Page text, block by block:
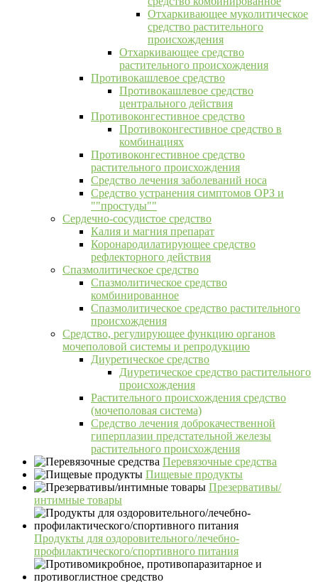
Отхаркивающее муколитическое
средство растительного
происхождения
Отхаркивающее средство
растительного происхождения
Противокашлевое средство
Противокашлевое средство
центрального действия
Противоконгестивное средство
Противоконгестивное средство в
комбинациях
Противоконгестивное средство
растительного происхождения
Средство лечения заболеваний носа
Средство устранения симптомов ОРЗ и
""простуды""
Сердечно-сосудистое средство
Калия и магния препарат
Коронародилатирующее средство
рефлекторного действия
Спазмолитическое средство
Спазмолитическое средство
комбинированное
Спазмолитическое средство растительного
происхождения
Средство, регулирующее функцию органов
мочеполовой системы и репродукцию
Диуретическое средство
Диуретическое средство растительного
происхождения
Растительного происхождения средство
(мочеполовая система)
Средство лечения доброкачественной
гиперплазии предстательной железы
растительного происхождения
Перевязочные средства
Пищевые продукты
Презервативы/
интимные товары
Продукты для оздоровительного/лечебно-
профилактического/спортивного питания